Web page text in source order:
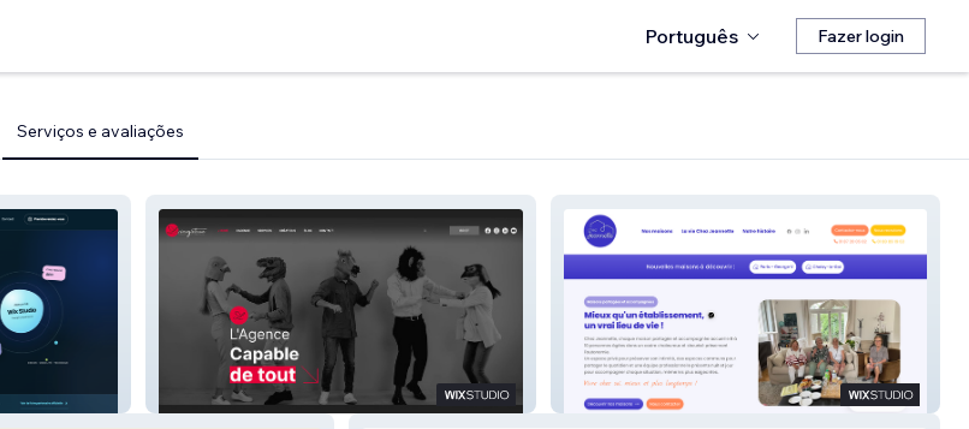
Português Fazer login
Serviços e avaliações
Livingstone Chez Jeannette